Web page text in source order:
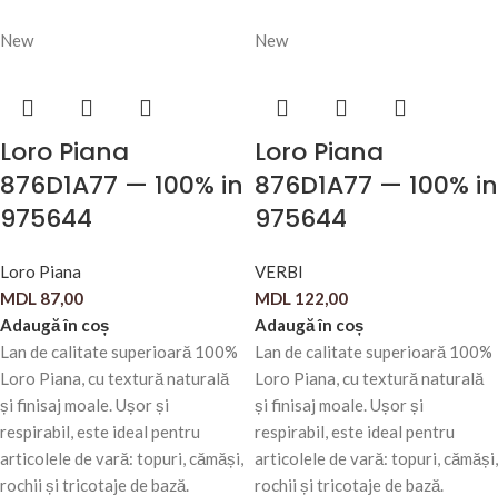
New
Loro Piana
876D1A77 — 100% in
975644
Loro Piana
MDL 87,00
Adaugă în coș
Lan de calitate superioară 100%
Loro Piana, cu textură naturală
și finisaj moale. Ușor și
respirabil, este ideal pentru
articolele de vară: topuri, cămăși,
rochii și tricotaje de bază.
New
Loro Piana
876D1A77 — 100% in
975644
VERBI
MDL 122,00
Adaugă în coș
Lan de calitate superioară 100%
Loro Piana, cu textură naturală
și finisaj moale. Ușor și
respirabil, este ideal pentru
articolele de vară: topuri, cămăși,
rochii și tricotaje de bază.